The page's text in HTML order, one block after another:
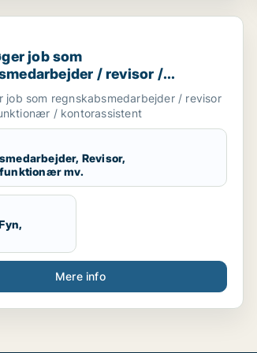
økonom
job som regnskabsmedarbejder /
job som
/ revisor /
/ kontorassistent
job som regnskabsmedarbejder / revisor
/ kontorassistent
Revisor,
mv.
Mere info